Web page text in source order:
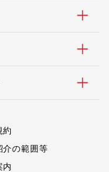
約
介の範囲等
内